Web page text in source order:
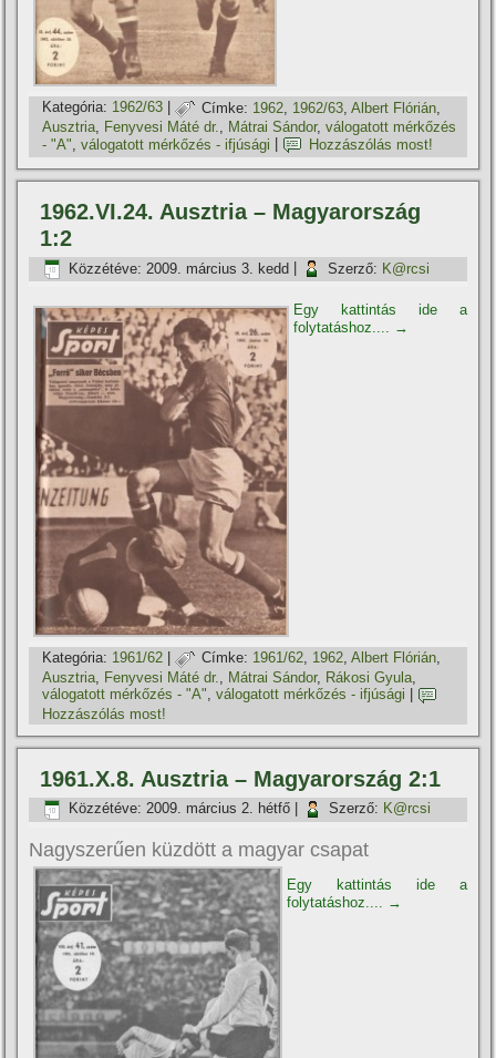
Kategória: 1962/63 | Címke: 1962 1962/63 ,Albert Flórián
Ausztria, Fenyvesi Máté dr., Mátrai Sándor,válogatott mérkőzés
- "A" ,válogatott mérkőzés - ifjúsági Hozzászólás most!
1962.VI.24. Ausztria – Magyarország
1:2
Közzétéve: 2009. március 3. kedd Szerző: K@rcsi
Egy kattintás ide a
folytatáshoz.... →
Kategória: 1961/62 | Címke: 1961/62, 1962,Albert Flórián,
Ausztria
Fenyvesi Máté dr. Mátrai Sándor, Rákosi Gyula
válogatott mérkőzés - "A",válogatott mérkőzés - ifjúsági
Hozzászólás most!
1961.X.8. Ausztria – Magyarország 2:1
Közzétéve: 2009. március 2. hétfő Szerző: K@rcsi
Nagyszerűen küzdött a magyar csapat
Egy kattintás ide a
folytatáshoz....
→